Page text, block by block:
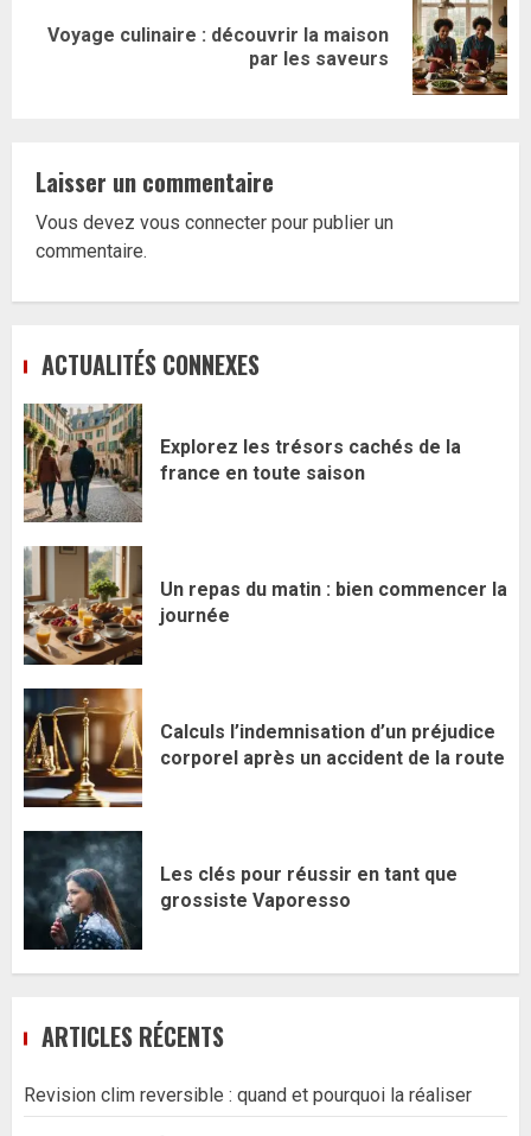
Article
Voyage culinaire : découvrir la maison
par les saveurs
Laisser un commentaire
Vous devez vous connecter pour publier un
commentaire.
ACTUALITÉS CONNEXES
Explorez les trésors cachés de la
france en toute saison
Un repas du matin : bien commencer la
journée
Calculs l’indemnisation d’un préjudice
corporel après un accident de la route
Les clés pour réussir en tant que
grossiste Vaporesso
ARTICLES RÉCENTS
Revision clim reversible : quand et pourquoi la réaliser